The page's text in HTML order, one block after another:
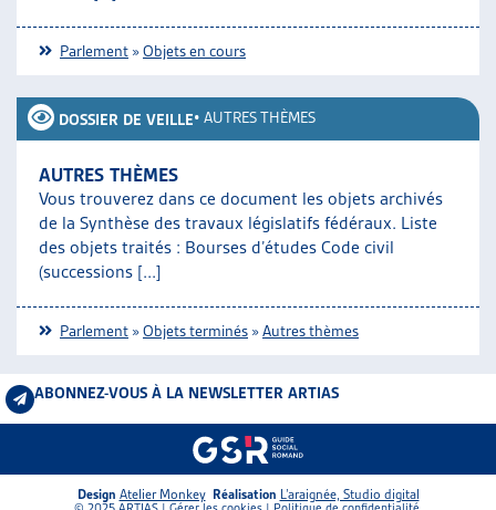
Parlement »Objets en cours
DOSSIER DE VEILLE• AUTRES THÈMES
AUTRES THÈMES
Vous trouverez dans ce document les objets archivés
de la Synthèse des travaux législatifs fédéraux. Liste
des objets traités : Bourses d’études Code civil
(successions [...]
Parlement »Objets terminés »Autres thèmes
ABONNEZ-VOUS À LA NEWSLETTER ARTIAS
Design Atelier Monkey Réalisation L’araignée, Studio digital